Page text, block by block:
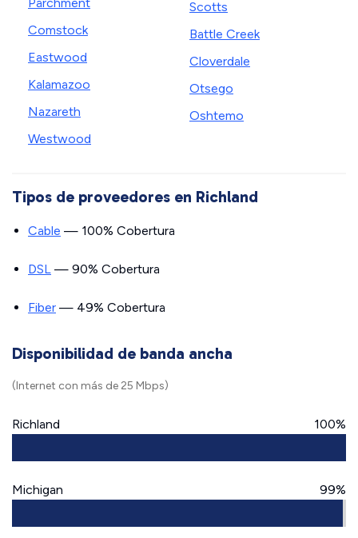
Comstock
Eastwood
Kalamazoo
Nazareth
Westwood
Scotts
Battle Creek
Cloverdale
Otsego
Oshtemo
Tipos de proveedores en Richland
Cable — 100% Cobertura
DSL — 90% Cobertura
Fiber — 49% Cobertura
Disponibilidad de banda ancha
(Internet con más de 25 Mbps)
Richland 100%
Michigan 99%